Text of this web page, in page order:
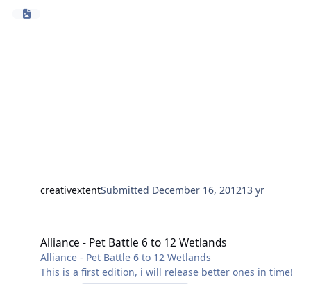
creativextentSubmitted December 16, 201213 yr
Alliance - Pet Battle 6 to 12 Wetlands
Alliance - Pet Battle 6 to 12 Wetlands
This is a first edition, i will release better ones in time!